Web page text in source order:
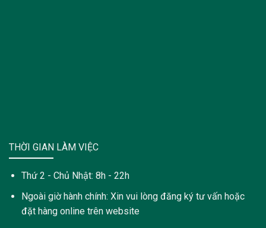
THỜI GIAN LÀM VIỆC
Thứ 2 - Chủ Nhật: 8h - 22h
Ngoài giờ hành chính: Xin vui lòng đăng ký tư vấn hoặc
đặt hàng online trên website